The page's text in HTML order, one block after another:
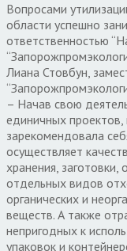
Вопросами
области успешно
ответственностью
Лиана Стовбун,
– Начав свою
единичных
зарекомендовала
осуществляет
хранения,
отдельных видов
органических и
веществ. А также
непригодных к
упаковок и